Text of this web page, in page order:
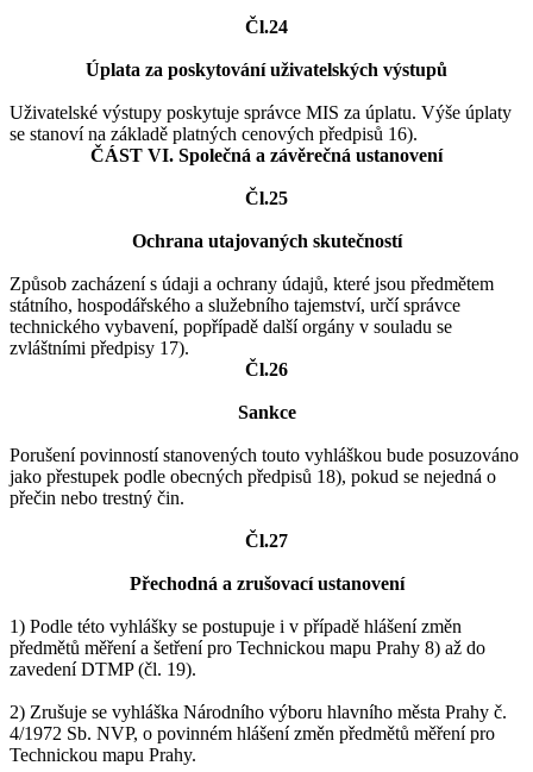
Čl.24
Úplata za poskytování uživatelských výstupů
Uživatelské výstupy poskytuje správce MIS za úplatu. Výše úplaty
se stanoví na základě platných cenových předpisů 16).
ČÁST VI. Společná a závěrečná ustanovení
Čl.25
Ochrana utajovaných skutečností
Způsob zacházení s údaji a ochrany údajů, které jsou předmětem
státního, hospodářského a služebního tajemství, určí správce
technického vybavení, popřípadě další orgány v souladu se
zvláštními předpisy 17).
Čl.26
Sankce
Porušení povinností stanovených touto vyhláškou bude posuzováno
jako přestupek podle obecných předpisů 18), pokud se nejedná o
přečin nebo trestný čin.
Čl.27
Přechodná a zrušovací ustanovení
1) Podle této vyhlášky se postupuje i v případě hlášení změn
předmětů měření a šetření pro Technickou mapu Prahy 8) až do
zavedení DTMP (čl. 19).
2) Zrušuje se vyhláška Národního výboru hlavního města Prahy č.
4/1972 Sb. NVP, o povinném hlášení změn předmětů měření pro
Technickou mapu Prahy.